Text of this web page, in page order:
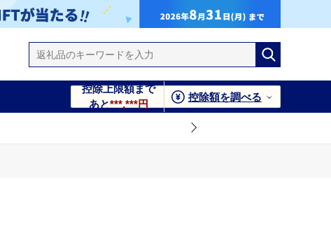
控除上限額まで
あと***,***円
控除額を調べる